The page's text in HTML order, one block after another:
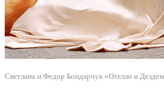
Светлана и Федор Бондарчук «Отелло и